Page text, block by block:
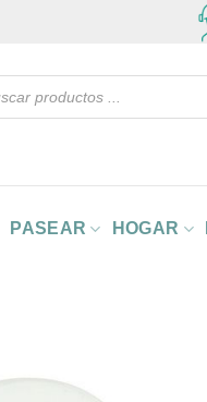
PASEAR HOGAR